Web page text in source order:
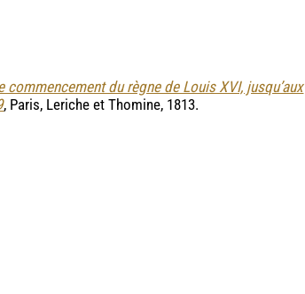
du règne de Louis XVI, jusqu’aux
, Paris, Leriche et Thomine, 1813.